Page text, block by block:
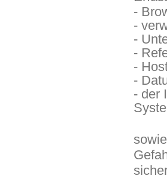
-
-
-
-
-
-
- der